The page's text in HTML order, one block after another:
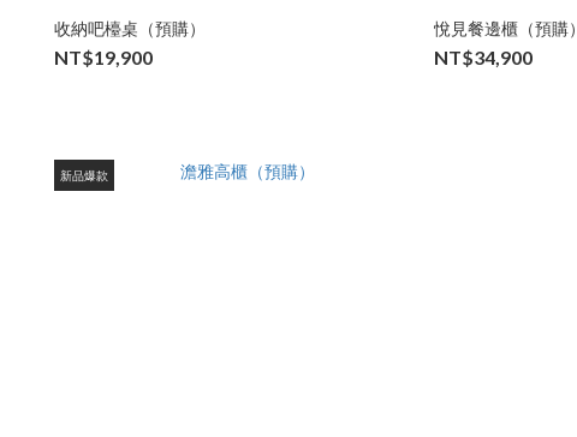
收納吧檯桌（預購）
NT$19,900
悅見餐邊櫃（預購）
NT$34,900
新品爆款